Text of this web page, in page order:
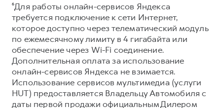
⁶Для работы онлайн-сервисов Яндекса
требуется подключение к сети Интернет,
которое доступно через телематический модуль
по ежемесячному лимиту в 4 гигабайта или
обеспечение через Wi-Fi соединение.
Дополнительная оплата за использование
онлайн-сервисов Яндекса не взимается.
Использование сервисов мультимедиа (услуги
HUT) предоставляется Владельцу Автомобиля с
даты первой продажи официальным Дилером